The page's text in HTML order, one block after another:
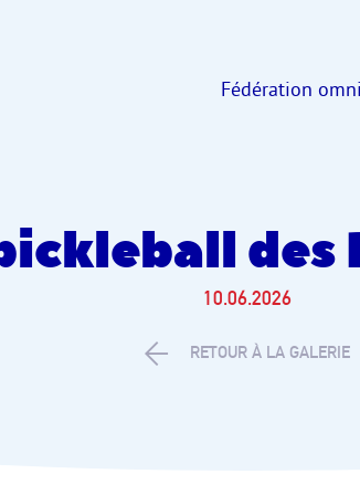
Fédération
des
10.06.2026
RETOUR À LA GALERIE